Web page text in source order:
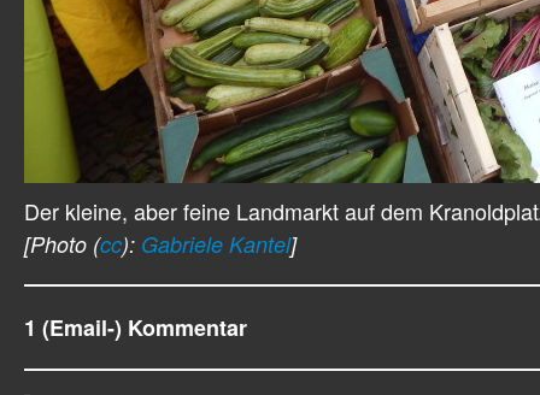
Der kleine, aber feine Landmarkt auf dem
[Photo (cc): Gabriele Kantel]
1 (Email-) Kommentar